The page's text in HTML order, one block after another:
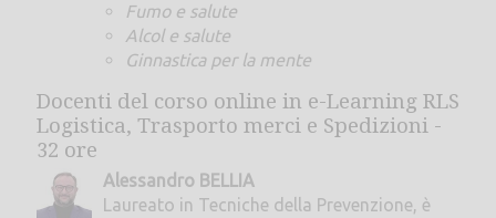
Fumo e salute
Alcol e salute
Ginnastica per la mente
Docenti del corso online in e-Learning RLS
Logistica, Trasporto merci e Spedizioni -
32 ore
Alessandro BELLIA
Laureato in Tecniche della Prevenzione, è